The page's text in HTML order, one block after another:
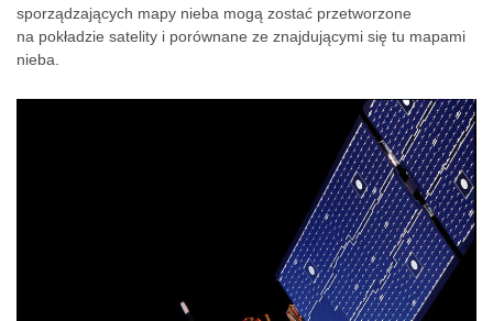
sporządzających mapy nieba mogą zostać przetworzone
na pokładzie satelity i porównane ze znajdującymi się tu mapami
nieba.